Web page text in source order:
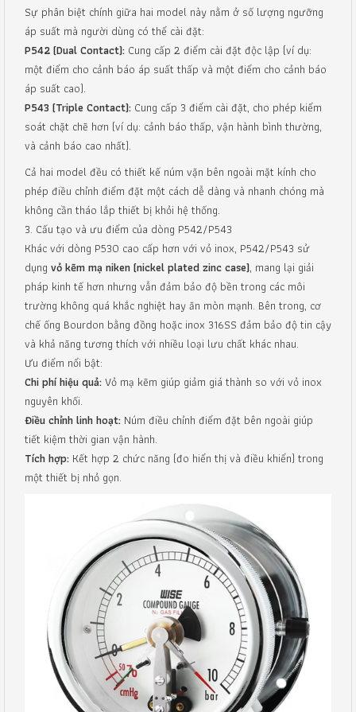
Sự phân biệt chính giữa hai model này nằm ở số lượng ngưỡng
áp suất mà người dùng có thể cài đặt:
P542 (Dual Contact): Cung cấp 2 điểm cài đặt độc lập (ví dụ:
một điểm cho cảnh báo áp suất thấp và một điểm cho cảnh báo
áp suất cao).
P543 (Triple Contact): Cung cấp 3 điểm cài đặt, cho phép kiểm
soát chặt chẽ hơn (ví dụ: cảnh báo thấp, vận hành bình thường,
và cảnh báo cao nhất).
Cả hai model đều có thiết kế núm vặn bên ngoài mặt kính cho
phép điều chỉnh điểm đặt một cách dễ dàng và nhanh chóng mà
không cần tháo lắp thiết bị khỏi hệ thống.
3. Cấu tạo và ưu điểm của dòng P542/P543
Khác với dòng P530 cao cấp hơn với vỏ inox, P542/P543 sử
dụng vỏ kẽm mạ niken (nickel plated zinc case), mang lại giải
pháp kinh tế hơn nhưng vẫn đảm bảo độ bền trong các môi
trường không quá khắc nghiệt hay ăn mòn mạnh. Bên trong, cơ
chế ống Bourdon bằng đồng hoặc inox 316SS đảm bảo độ tin cậy
và khả năng tương thích với nhiều loại lưu chất khác nhau.
Ưu điểm nổi bật:
Chi phí hiệu quả:Vỏ mạ kẽm giúp giảm giá thành so với vỏ inox
nguyên khối.
Điều chỉnh linh hoạt: Núm điều chỉnh điểm đặt bên ngoài giúp
tiết kiệm thời gian vận hành.
Tích hợp: Kết hợp 2 chức năng (đo hiển thị và điều khiển) trong
một thiết bị nhỏ gọn.